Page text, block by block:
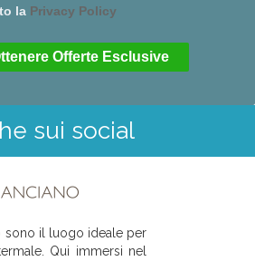
la Privacy Policy
sui social
sono il luogo ideale per
Qui immersi nel